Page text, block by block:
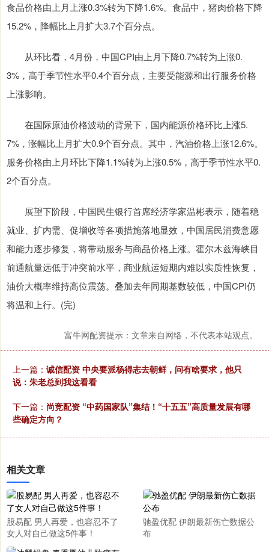
食品价格由上月上涨0.3%转为下降1.6%。食品中，猪肉价格下降
15.2%，降幅比上月扩大3.7个百分点。
从环比看，4月份，中国CPI由上月下降0.7%转为上涨0.
3%，高于季节性水平0.4个百分点，主要受能源和出行服务价格
上涨影响。
在国际原油价格波动的背景下，国内能源价格环比上涨5.
7%，涨幅比上月扩大0.9个百分点。其中，汽油价格上涨12.6%。
服务价格由上月环比下降1.1%转为上涨0.5%，高于季节性水平0.
2个百分点。
展望下阶段，中国民生银行首席经济学家温彬表示，随着稳
就业、扩内需、促增收等各项措施落地显效，中国居民消费意愿
和能力逐步修复，将带动服务与商品价格上涨。霍尔木兹海峡目
前通航量远低于冲突前水平，商业航运短期内难以实质性恢复，
油价大概率维持高位震荡。叠加去年同期基数较低，中国CPI仍
将温和上行。(完)
富牛网配资提示：文章来自网络，不代表本站观点。
上一篇： 诚信配资 中央要派杨得志去朝鲜，问有啥要求，他只
说：朱老总到我这看看
下一篇： 尚竞配资 “中药国家队”集结！“十五五”高质量发展有哪
些确定方向？
相关文章
股易配 男人再爱，也容忍不了
女人对自己做这5件事！
驰盈优配 伊朗最新伤亡数据公
布